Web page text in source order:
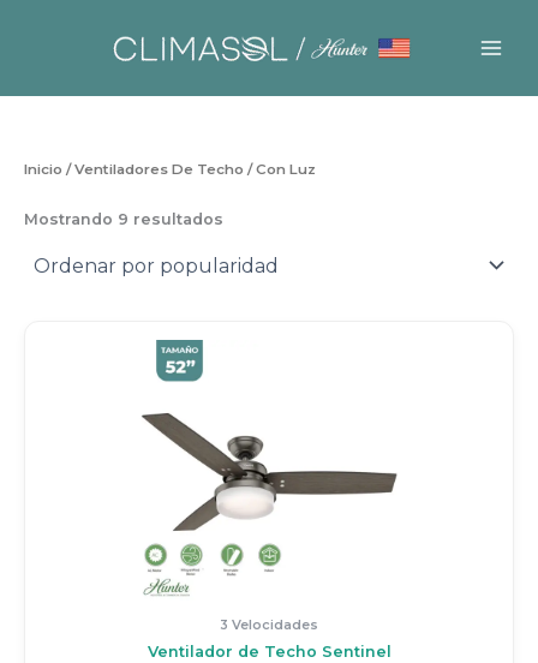
Inicio /Ventiladores De Techo / Con Luz
Mostrando 9 resultados
3 Velocidades
Ventilador de Techo Sentinel